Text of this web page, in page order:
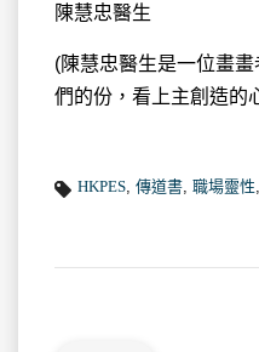
陳慧忠醫生
(陳慧忠醫生是一位畫
們的份，看上主創造的
HKPES 傳道書 職場靈性